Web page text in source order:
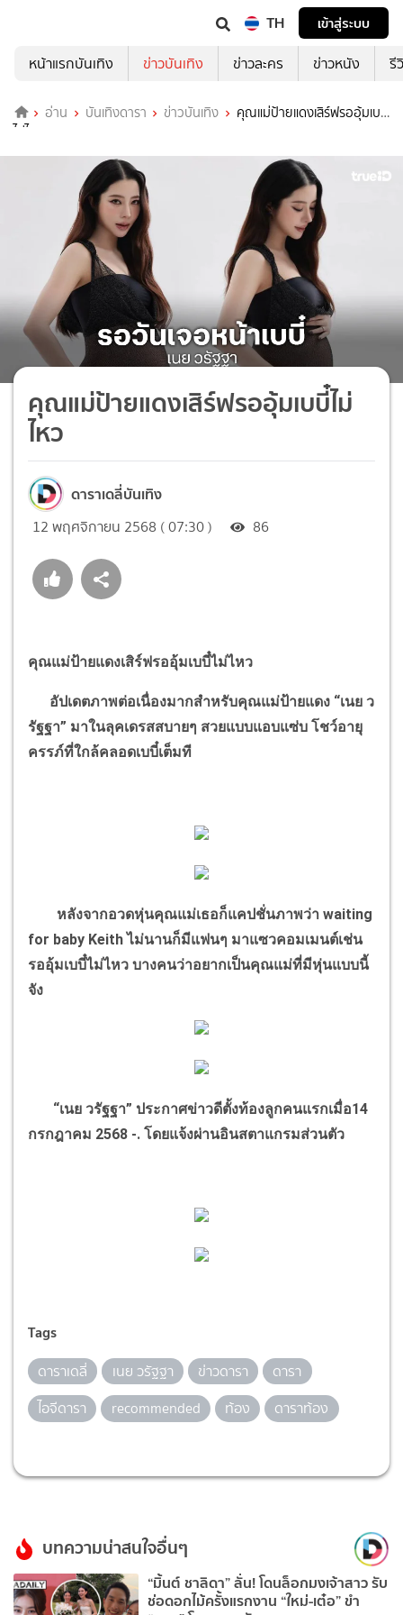
TH
เข้าสู่ระบบ
หน้าแรกบันเทิง
ข่าวบันเทิง ข่าวละคร ข่าวหนัง รี
อ่าน บันเทิงดารา ข่าวบันเทิง
คุณแม่ป้ายแดงเสิร์ฟรออุ้มเบบี๋
ไม่ไหว
คุณแม่ป้ายแดงเสิร์ฟรออุ้มเบบี๋ไม่
ไหว
ดาราเดลี่บันเทิง
12 พฤศจิกายน 2568 ( 07:30 ) 86
คุณแม่ป้ายแดงเสิร์ฟรออุ้มเบบี๋ไม่ไหว
อัปเดตภาพต่อเนื่องมากสำหรับคุณแม่ป้ายแดง “เนย ว
รัฐฐา” มาในลุคเดรสสบายๆ สวยแบบแอบแซ่บ โชว์อายุ
ครรภ์ที่ใกล้คลอดเบบี๋เต็มที
หลังจากอวดหุ่นคุณแม่เธอก็แคปชั่นภาพว่า waiting
for baby Keithไม่นานก็มีแฟนๆ มาแซวคอมเมนต์เช่น
รออุ้มเบบี๋ไม่ไหว บางคนว่าอยากเป็นคุณแม่ที่มีหุ่นแบบนี้
จัง
“เนย วรัฐฐา” ประกาศข่าวดีตั้งท้องลูกคนแรกเมื่อ14
กรกฎาคม 2568 -. โดยแจ้งผ่านอินสตาแกรมส่วนตัว
Tags
ดาราเดลี่ เนย วรัฐฐา ข่าวดารา
ดารา
ไอจีดารา
recommended ท้อง ดาราท้อง
บทความน่าสนใจอื่นๆ
“มิ้นต์ ชาลิดา” ลั่น! โดนล็อกมงเจ้าสาว รับ
ช่อดอกไม้ครั้งแรกงาน “ใหม่-เต๋อ” ขำ